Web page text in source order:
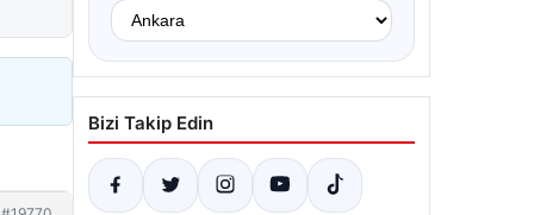
Bizi Takip Edin